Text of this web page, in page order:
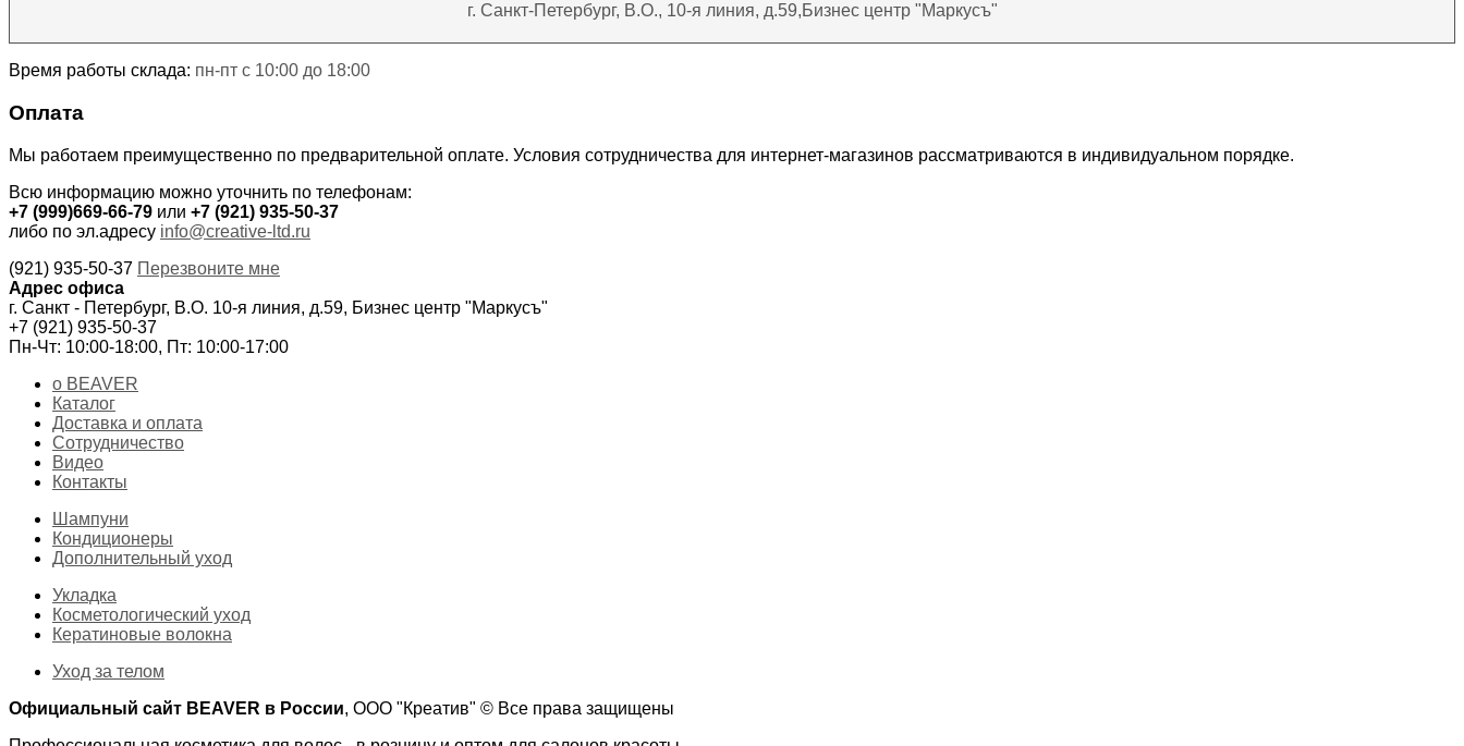
г. Санкт-Петербург, В.О., 10-я линия, д.59,Бизнес центр "Маркусъ"
Время работы склада: пн-пт с 10:00 до 18:00
Оплата
Мы работаем преимущественно по предварительной оплате. Условия сотрудничества для интернет-магазинов рассматриваются в индивидуальном порядке.
Всю информацию можно уточнить по телефонам:
+7 (999)669-66-79 или +7 (921) 935-50-37
либо по эл.адресу info@creative-ltd.ru
(921) 935-50-37 Перезвоните мне
Адрес офиса
г. Санкт - Петербург, В.О. 10-я линия, д.59, Бизнес центр "Маркусъ"
+7 (921) 935-50-37
Пн-Чт: 10:00-18:00, Пт: 10:00-17:00
о BEAVER
Каталог
Доставка и оплата
Сотрудничество
Видео
Контакты
Шампуни
Кондиционеры
Дополнительный уход
Укладка
Косметологический уход
Кератиновые волокна
Уход за телом
Официальный сайт BEAVER в России, ООО "Креатив" © Все права защищены